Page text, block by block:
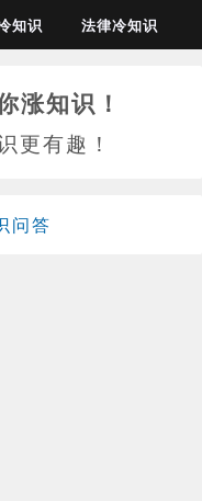
知识 法律冷知识
涨知识！
更有趣！
问答